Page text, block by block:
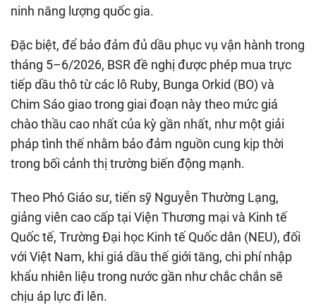
ninh năng lượng quốc gia.
Đặc biệt, để bảo đảm đủ dầu phục vụ vận hành trong
tháng 5–6/2026, BSR đề nghị được phép mua trực
tiếp dầu thô từ các lô Ruby, Bunga Orkid (BO) và
Chim Sáo giao trong giai đoạn này theo mức giá
chào thầu cao nhất của kỳ gần nhất, như một giải
pháp tình thế nhằm bảo đảm nguồn cung kịp thời
trong bối cảnh thị trường biến động mạnh.
Theo Phó Giáo sư, tiến sỹ Nguyễn Thường Lạng,
giảng viên cao cấp tại Viện Thương mại và Kinh tế
Quốc tế, Trường Đại học Kinh tế Quốc dân (NEU), đối
với Việt Nam, khi giá dầu thế giới tăng, chi phí nhập
khẩu nhiên liệu trong nước gần như chắc chắn sẽ
chịu áp lực đi lên.